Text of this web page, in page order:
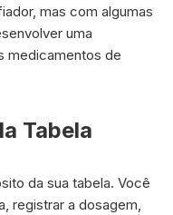
mas com algumas
uma
medicamentos de
Tabela
da sua tabela. Você
registrar a dosagem,